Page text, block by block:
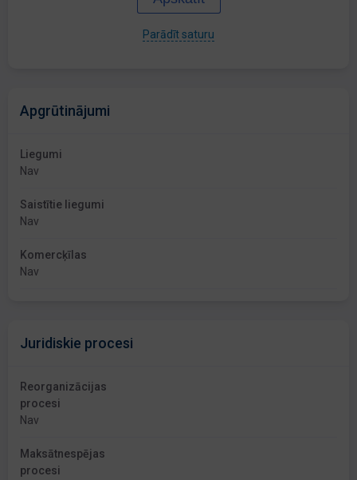
Parādīt saturu
Apgrūtinājumi
Liegumi
Nav
Saistītie liegumi
Nav
Komercķīlas
Nav
Juridiskie procesi
Reorganizācijas
procesi
Nav
Maksātnespējas
procesi